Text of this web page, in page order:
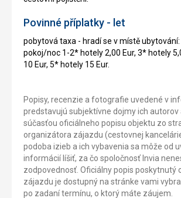
Povinné příplatky - let
pobytová taxa - hradí se v místě
pokoj/noc 1-2* hotely 2,00 Eur, 3* hotely
10 Eur, 5* hotely 15 Eur.
Popisy, recenzie a fotografie uvedené v
predstavujú subjektívne dojmy ich autorov
súčasťou oficiálneho popisu objektu zo
organizátora zájazdu (cestovnej
podoba izieb a ich vybavenia sa môže od
informácií líšiť, za čo spoločnosť Invia
zodpovednosť. Oficiálny popis poskytnutý
zájazdu je dostupný na stránke vami
po zadaní termínu, o ktorý máte záujem.